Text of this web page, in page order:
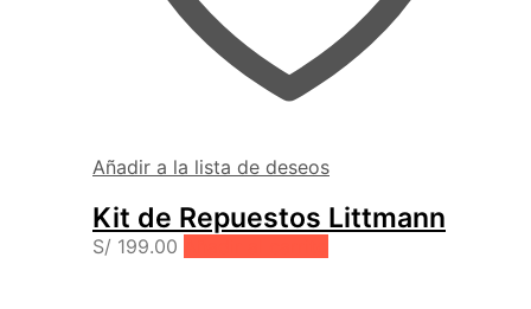
Añadir a la lista de deseos
Kit de Repuestos Littmann
S/ 199.00